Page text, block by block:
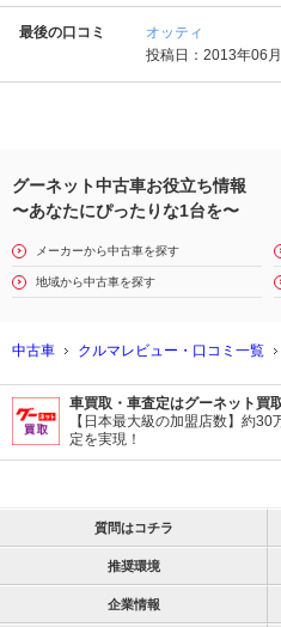
最後の口コミ
オッティ
投稿日：2013年06
グーネット中古車お役立ち情報
〜あなたにぴったりな1台を〜
メーカーから中古車を探す
地域から中古車を探す
中古車 クルマレビュー・口コミ一覧
車買取・車査定はグーネット
【日本最大級の加盟店数】約
定を実現！
質問はコチラ
推奨環境
企業情報